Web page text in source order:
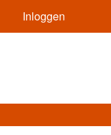
Inloggen